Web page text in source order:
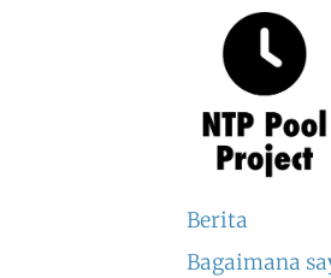
Berita
Bagaimana